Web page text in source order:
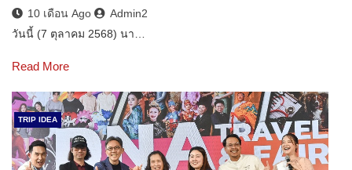
10 เดือน Ago
Admin2
วันนี้ (7 ตุลาคม 2568) นา…
Read More
TRIP IDEA